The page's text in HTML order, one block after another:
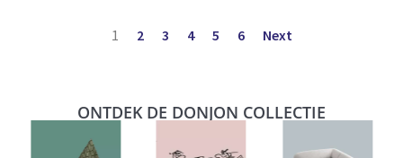
1 2 3 4 5 6 Next
ONTDEK DE DONJON COLLECTIE